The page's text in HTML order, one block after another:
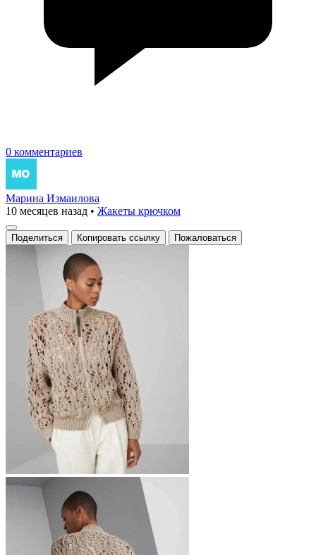
0 комментариев
Марина Измаилова
10 месяцев назад • Жакеты крючком
Поделиться Копировать ссылку Пожаловаться